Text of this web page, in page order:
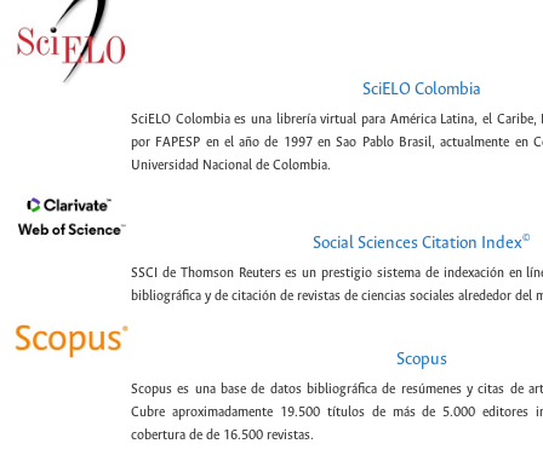
SciELO Colombia
SciELO Colombia es una librería virtual para América Latina, el Caribe,
por FAPESP en el año de 1997 en Sao Pablo Brasil, actualmente en
Universidad Nacional de Colombia.
Social Sciences Citation Index©
SSCI de Thomson Reuters es un prestigio sistema de indexación en
bibliográfica y de citación de revistas de ciencias sociales alrededor del
Scopus
Scopus es una base de datos bibliográfica de resúmenes y citas de
Cubre aproximadamente 19.500 títulos de más de 5.000 editores
cobertura de de 16.500 revistas.